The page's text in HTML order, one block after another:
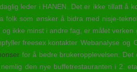
leder i HANEN. Det er ikke tillatt å
som ønsker å bidra med nisje-
ikke minst i andre fag, er målet
Webanalyse og
for å bedre brukeropplevelsen.
den nye buffetrestauranten i 2.